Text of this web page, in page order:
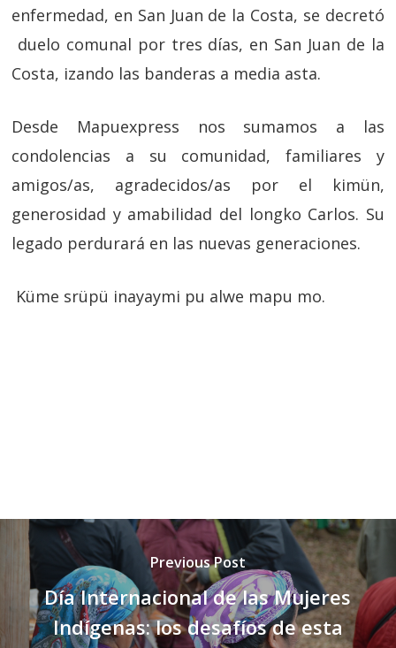
enfermedad, en San Juan de la Costa, se decretó
duelo comunal por tres días, en San Juan de la
Costa, izando las banderas a media asta.
Desde Mapuexpress nos sumamos a las
condolencias a su comunidad, familiares y
amigos/as, agradecidos/as por el kimün,
generosidad y amabilidad del longko Carlos. Su
legado perdurará en las nuevas generaciones.
Küme srüpü inayaymi pu alwe mapu mo.
Previous Post
Día Internacional de las Mujeres
Indígenas: los desafíos de esta